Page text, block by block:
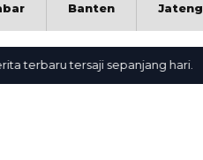
Banten Jateng
tersaji sepanjang hari.